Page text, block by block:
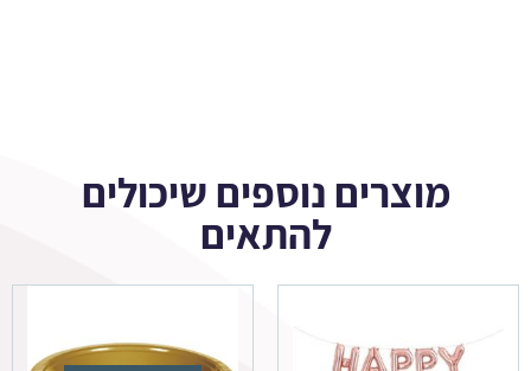
מוצרים נוספים שיכולים
להתאים